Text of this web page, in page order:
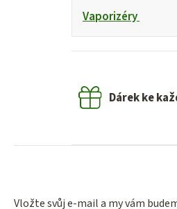
Vaporizéry
Dárek ke
Vložte svůj e-mail a my vám